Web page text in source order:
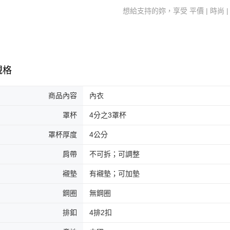
想給支持的妳，享受 平價 | 時尚 |
格
商品內容 內衣
罩杯 4分之3罩杯
罩杯厚度 4公分
肩帶 不可拆；可調整
襯墊 有襯墊；可加墊
鋼圈 無鋼圈
排釦 4排2扣